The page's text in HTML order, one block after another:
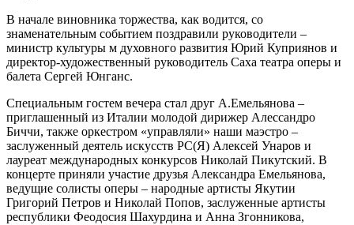
В начале виновника торжества, как водится, со
знаменательным событием поздравили руководители –
министр культуры м духовного развития Юрий Куприянов и
директор-художественный руководитель Саха театра оперы и
балета Сергей Юнганс.
Специальным гостем вечера стал друг А.Емельянова –
приглашенный из Италии молодой дирижер Алессандро
Биччи, также оркестром «управляли» наши маэстро –
заслуженный деятель искусств РС(Я) Алексей Унаров и
лауреат международных конкурсов Николай Пикутский. В
концерте приняли участие друзья Александра Емельянова,
ведущие солисты оперы – народные артисты Якутии
Григорий Петров и Николай Попов, заслуженные артисты
республики Феодосия Шахурдина и Анна Згонникова,